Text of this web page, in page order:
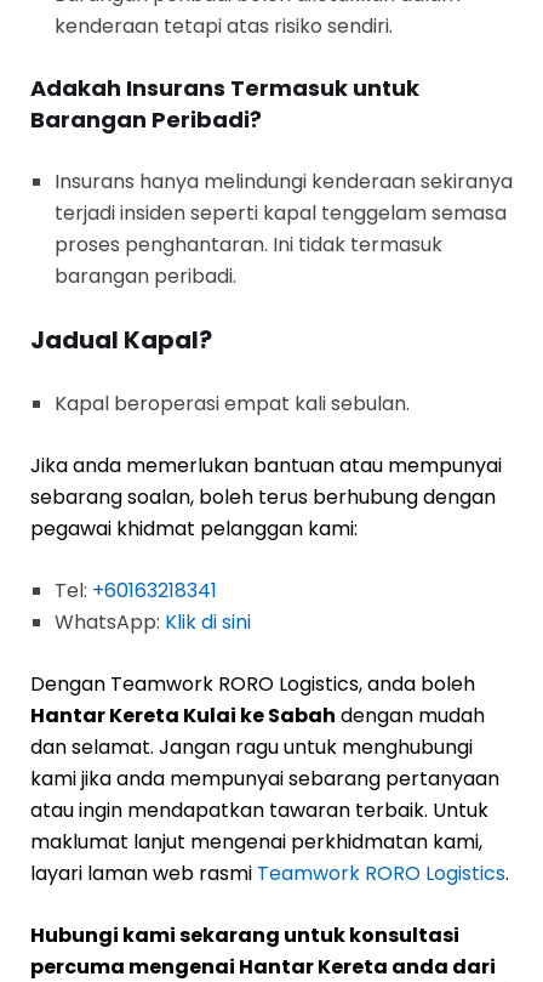
kenderaan tetapi atas risiko sendiri.
Adakah Insurans Termasuk untuk
Barangan Peribadi?
Insurans hanya melindungi kenderaan sekiranya
terjadi insiden seperti kapal tenggelam semasa
proses penghantaran. Ini tidak termasuk
barangan peribadi.
Jadual Kapal?
Kapal beroperasi empat kali sebulan.
Jika anda memerlukan bantuan atau mempunyai
sebarang soalan, boleh terus berhubung dengan
pegawai khidmat pelanggan kami:
Tel: +60163218341
WhatsApp: Klik di sini
Dengan Teamwork RORO Logistics, anda boleh
Hantar Kereta Kulai ke Sabah dengan mudah
dan selamat. Jangan ragu untuk menghubungi
kami jika anda mempunyai sebarang pertanyaan
atau ingin mendapatkan tawaran terbaik. Untuk
maklumat lanjut mengenai perkhidmatan kami,
layari laman web rasmi Teamwork RORO Logistics.
Hubungi kami sekarang untuk konsultasi
percuma mengenai Hantar Kereta anda dari